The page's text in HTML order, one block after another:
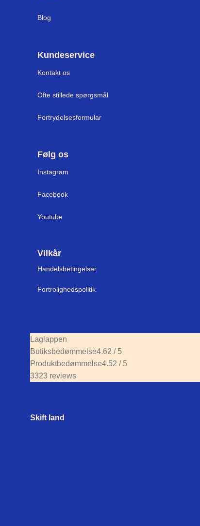
Blog
Kundeservice
Kontakt os
Ofte stillede spørgsmål
Fortrydelsesformular
Følg os
Instagram
Facebook
Youtube
Vilkår
Handelsbetingelser
Fortrolighedspolitik
Laglappen
Butiksbedømmelse4.62 / 5
Produktbedømmelse4.52 / 5
3323 reviews
Skift land